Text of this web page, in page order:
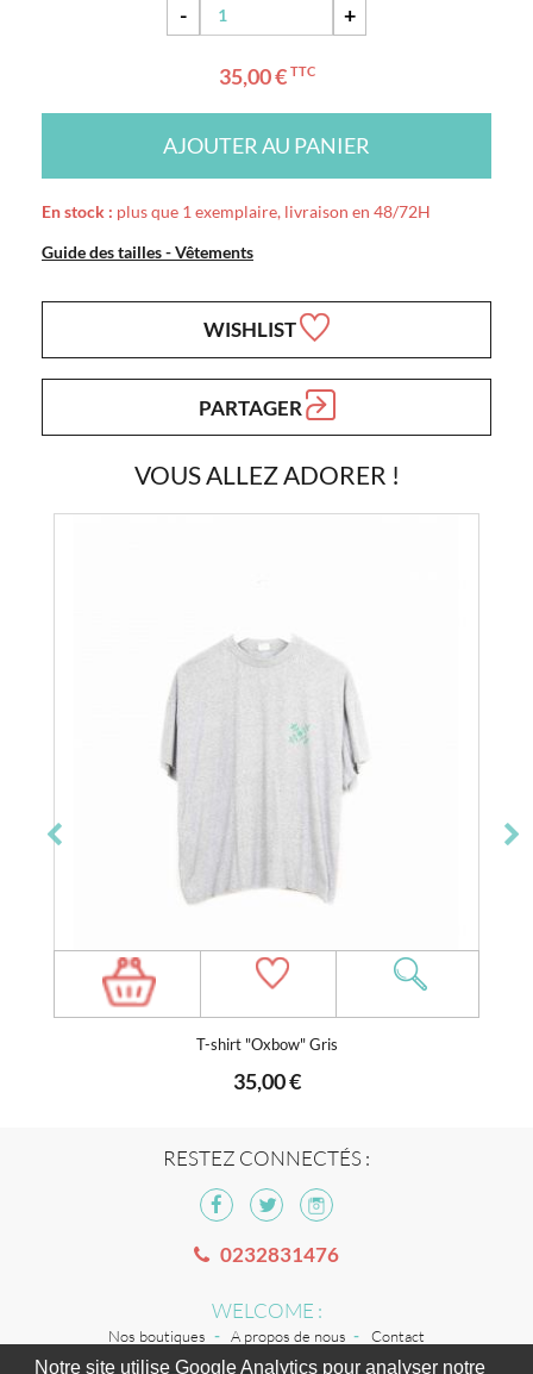
Notre site utilise Google Analytics pour analyser notre
- +
35,00 € TTC
AJOUTER AU PANIER
En stock : plus que 1 exemplaire, livraison en 48/72H
Guide des tailles - Vêtements
WISHLIST
PARTAGER
VOUS ALLEZ ADORER !
T-shirt "Oxbow" Gris
35,00 €
RESTEZ CONNECTÉS :
0232831476
WELCOME :
Nos boutiques A propos de nous Contact